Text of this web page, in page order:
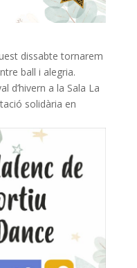
dissabte tornarem
ball i alegria.
d’hivern a la Sala La
solidària en